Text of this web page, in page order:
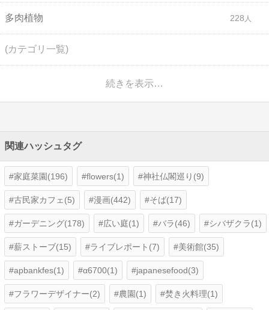
多肉植物 228
(カテゴリ一覧)
続きを表示…
関連ハッシュタグ
家庭菜園(196) flowers(1) 神社仏閣巡り(9)
古民家カフェ(5) 漫画(442) そば(17)
ガーデニング(178) 広い庭(1) バラ(46) シバザクラ(1)
薪ストーブ(15) ライブレポート(7) 美術館(35)
apbankfes(1) α6700(1) japanesefood(3)
フラワーデザイナー(2) 農園(1) 焚き火料理(1)